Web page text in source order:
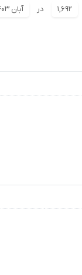
۱,۶۹۲ در آبان ۱۴۰۳